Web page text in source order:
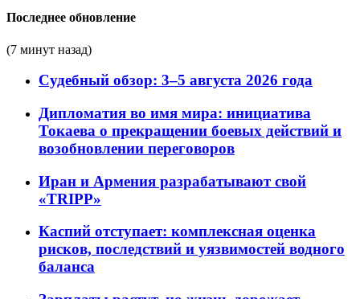
Последнее обновление
(7 минут назад)
Судебный обзор: 3–5 августа 2026 года
Дипломатия во имя мира: инициатива
Токаева о прекращении боевых действий и
возобновлении переговоров
Иран и Армения разрабатывают свой
«TRIPP»
Каспий отступает: комплексная оценка
рисков, последствий и уязвимостей водного
баланса